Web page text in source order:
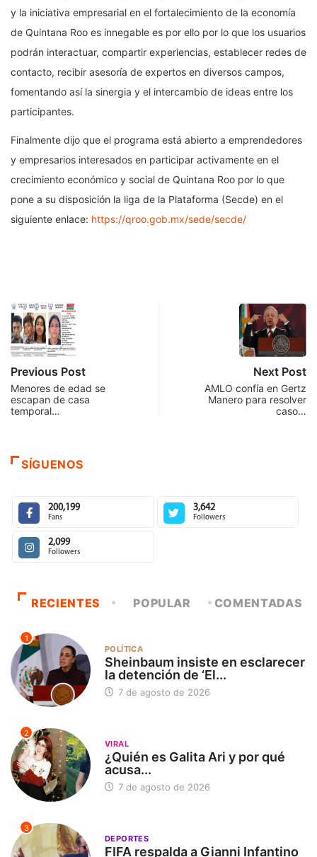
y la iniciativa empresarial en el fortalecimiento de la economía
de Quintana Roo es innegable es por ello por lo que los usuarios
podrán interactuar, compartir experiencias, establecer redes de
contacto, recibir asesoría de expertos en diversos campos,
fomentando así la sinergia y el intercambio de ideas entre los
participantes.
Finalmente dijo que el programa está abierto a emprendedores
y empresarios interesados en participar activamente en el
crecimiento económico y social de Quintana Roo por lo que
pone a su disposición la liga de la Plataforma (Secde) en el
siguiente enlace: https://qroo.gob.mx/sede/secde/
Previous Post
Menores de edad se
escapan de casa
temporal…
Next Post
AMLO confía en Gertz
Manero para resolver
caso…
SÍGUENOS
200,199
Fans
3,642
Followers
2,099
Followers
RECIENTES POPULAR COMENTADAS
1
POLÍTICA
Sheinbaum insiste en esclarecer
la detención de ‘El...
7 de agosto de 2026
2
VIRAL
¿Quién es Galita Ari y por qué
acusa...
7 de agosto de 2026
3
DEPORTES
FIFA respalda a Gianni Infantino